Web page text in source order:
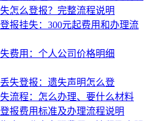
怎么登报？完整流程说明
报挂失：300元起费用和办理流
费用：个人公司价格明细
失登报：遗失声明怎么登
流程：怎么办理、要什么材料
报费用标准及办理流程说明